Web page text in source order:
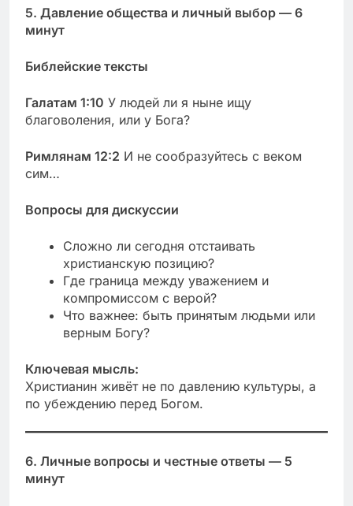
5. Давление общества и личный выбор — 6
минут
Библейские тексты
Галатам 1:10 У людей ли я ныне ищу
благоволения, или у Бога?
Римлянам 12:2 И не сообразуйтесь с веком
сим…
Вопросы для дискуссии
Сложно ли сегодня отстаивать
христианскую позицию?
Где граница между уважением и
компромиссом с верой?
Что важнее: быть принятым людьми или
верным Богу?
Ключевая мысль:
Христианин живёт не по давлению культуры, а
по убеждению перед Богом.
6. Личные вопросы и честные ответы — 5
минут